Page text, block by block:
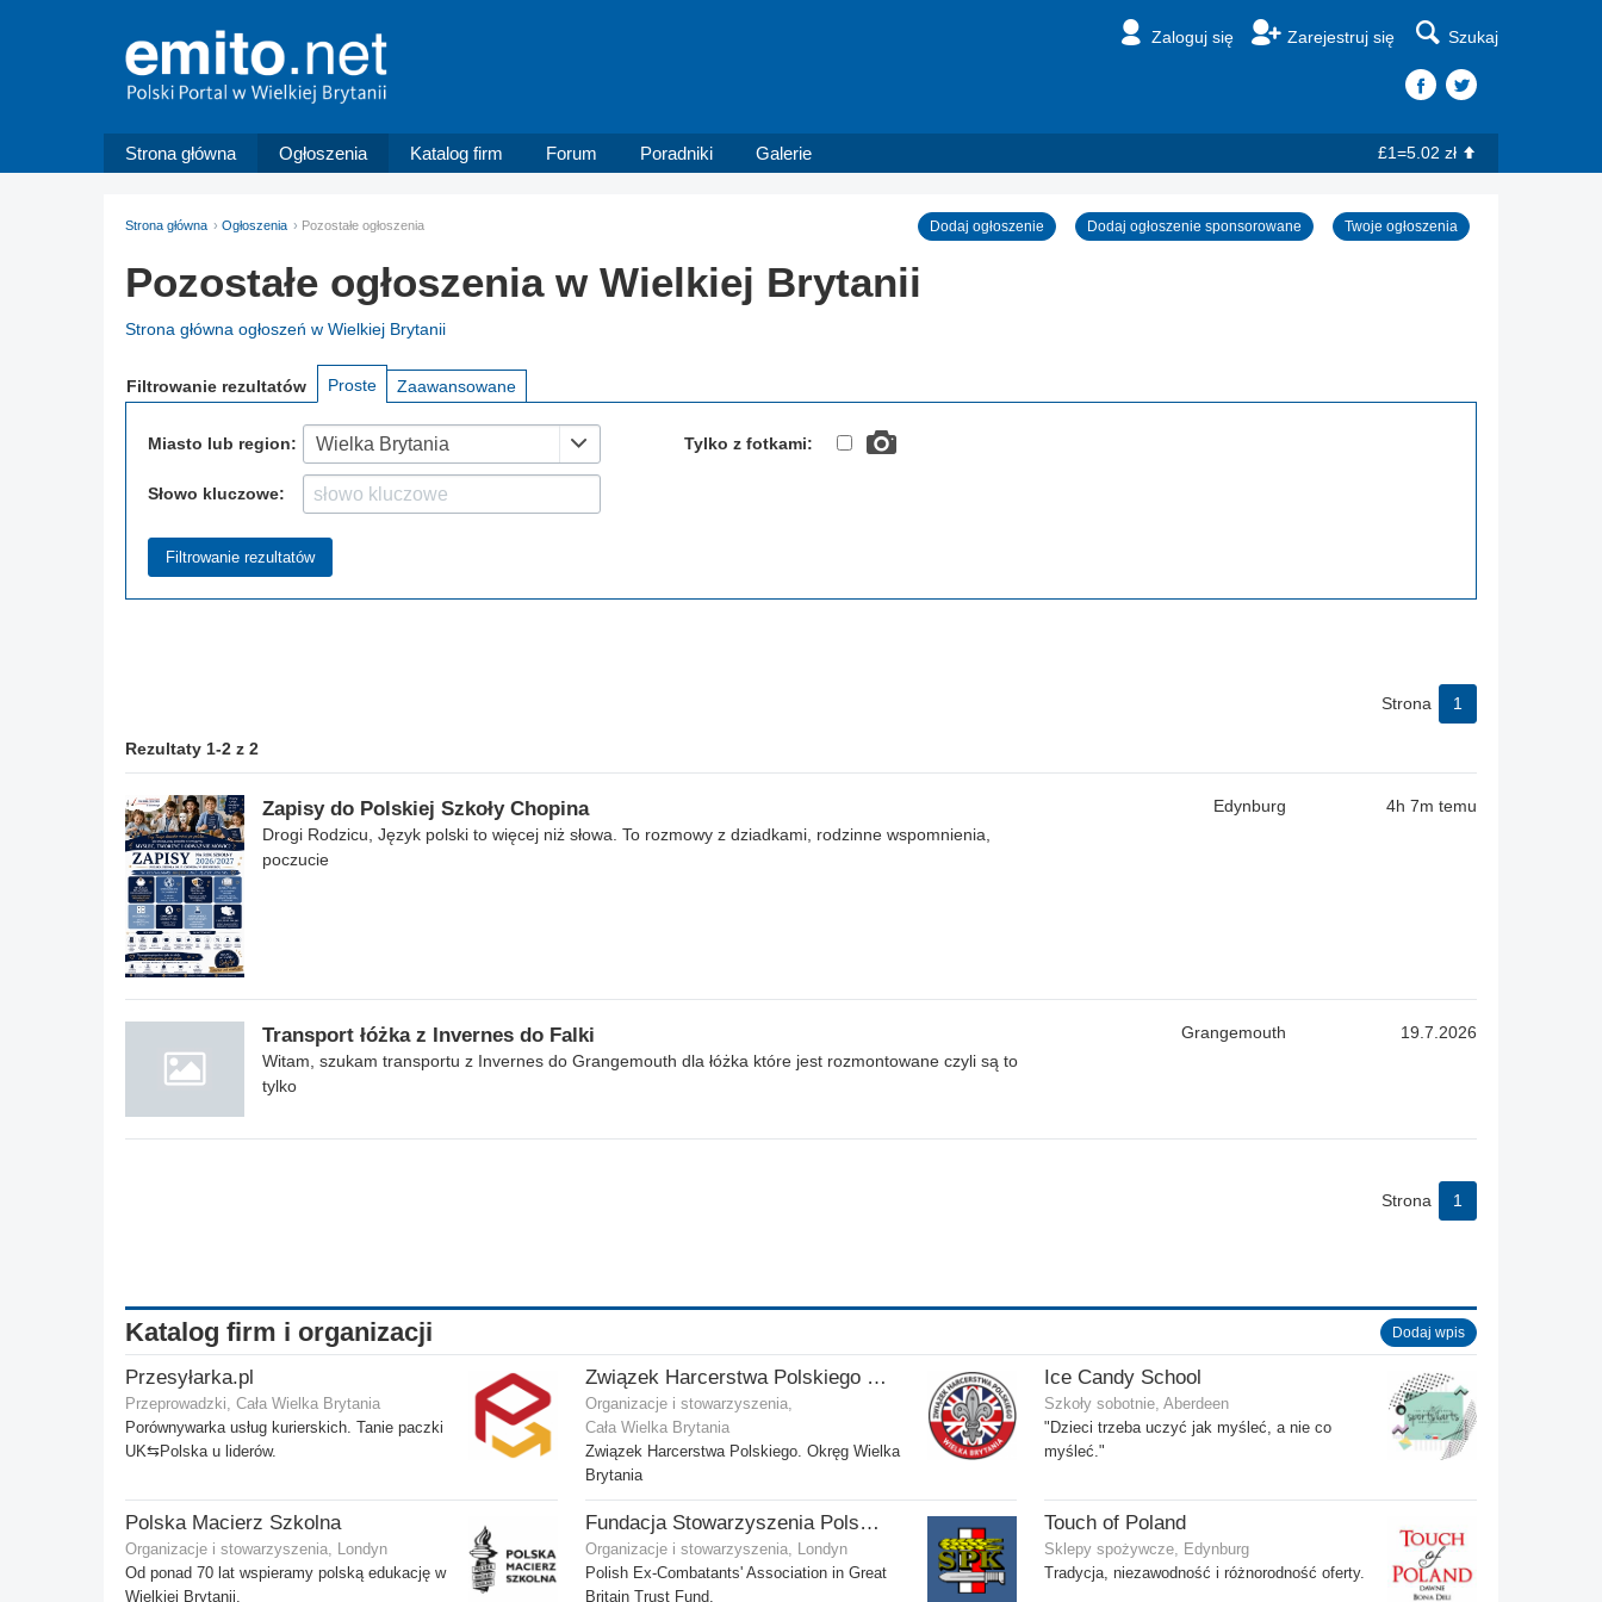
Zaloguj się Zarejestruj się Szukaj
Strona główna Ogłoszenia Katalog firm Forum Poradniki Galerie £1=5.02 zł
Strona główna Ogłoszenia Pozostałe ogłoszenia Dodaj ogłoszenie Dodaj ogłoszenie sponsorowane Twoje ogłoszenia
Pozostałe ogłoszenia w Wielkiej Brytanii
Strona główna ogłoszeń w Wielkiej Brytanii
Filtrowanie rezultatów Proste Zaawansowane
Miasto lub region: Wielka Brytania
Słowo kluczowe:
Tylko z fotkami:
Strona 1
Rezultaty 1-2 z 2
Zapisy do Polskiej Szkoły Chopina
Drogi Rodzicu, Język polski to więcej niż słowa. To rozmowy z dziadkami, rodzinne wspomnienia,
poczucie
Edynburg 4h 7m temu
Transport łóżka z Invernes do Falki
Witam, szukam transportu z Invernes do Grangemouth dla łóżka które jest rozmontowane czyli są to
tylko
Grangemouth 19.7.2026
Strona 1
Katalog firm i organizacji Dodaj wpis
Przesyłarka.pl
Przeprowadzki, Cała Wielka Brytania
Porównywarka usług kurierskich. Tanie paczki
UK⇆Polska u liderów.
Związek Harcerstwa Polskiego w Wielkiej Brytanii
Organizacje i stowarzyszenia,
Cała Wielka Brytania
Związek Harcerstwa Polskiego. Okręg Wielka
Brytania
Ice Candy School
Szkoły sobotnie, Aberdeen
"Dzieci trzeba uczyć jak myśleć, a nie co
myśleć."
Polska Macierz Szkolna
Organizacje i stowarzyszenia, Londyn
Od ponad 70 lat wspieramy polską edukację w
Wielkiej Brytanii.
Fundacja Stowarzyszenia Polskich Kombatantów w Wielkiej Brytanii
Organizacje i stowarzyszenia, Londyn
Polish Ex-Combatants' Association in Great
Britain Trust Fund.
Touch of Poland
Sklepy spożywcze, Edynburg
Tradycja, niezawodność i różnorodność oferty.